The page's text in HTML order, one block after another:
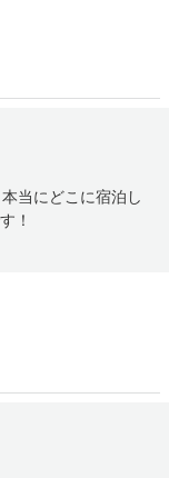
当にどこに宿泊し
！